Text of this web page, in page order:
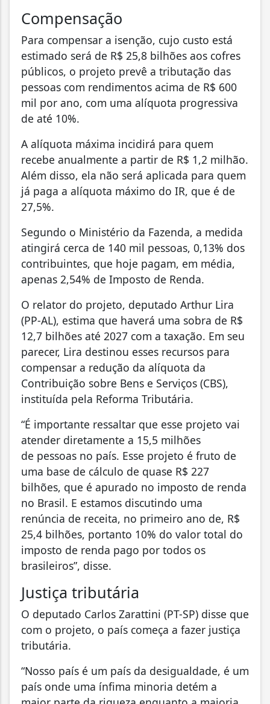
Compensação
Para compensar a isenção, cujo custo está
estimado será de R$ 25,8 bilhões aos cofres
públicos, o projeto prevê a tributação das
pessoas com rendimentos acima de R$ 600
mil por ano, com uma alíquota progressiva
de até 10%.
A alíquota máxima incidirá para quem
recebe anualmente a partir de R$ 1,2 milhão.
Além disso, ela não será aplicada para quem
já paga a alíquota máximo do IR, que é de
27,5%.
Segundo o Ministério da Fazenda, a medida
atingirá cerca de 140 mil pessoas, 0,13% dos
contribuintes, que hoje pagam, em média,
apenas 2,54% de Imposto de Renda.
O relator do projeto, deputado Arthur Lira
(PP-AL), estima que haverá uma sobra de R$
12,7 bilhões até 2027 com a taxação. Em seu
parecer, Lira destinou esses recursos para
compensar a redução da alíquota da
Contribuição sobre Bens e Serviços (CBS),
instituída pela Reforma Tributária.
“É importante ressaltar que esse projeto vai
atender diretamente a 15,5 milhões
de pessoas no país. Esse projeto é fruto de
uma base de cálculo de quase R$ 227
bilhões, que é apurado no imposto de renda
no Brasil. E estamos discutindo uma
renúncia de receita, no primeiro ano de, R$
25,4 bilhões, portanto 10% do valor total do
imposto de renda pago por todos os
brasileiros”, disse.
Justiça tributária
O deputado Carlos Zarattini (PT-SP) disse que
com o projeto, o país começa a fazer justiça
tributária.
“Nosso país é um país da desigualdade, é um
país onde uma ínfima minoria detém a